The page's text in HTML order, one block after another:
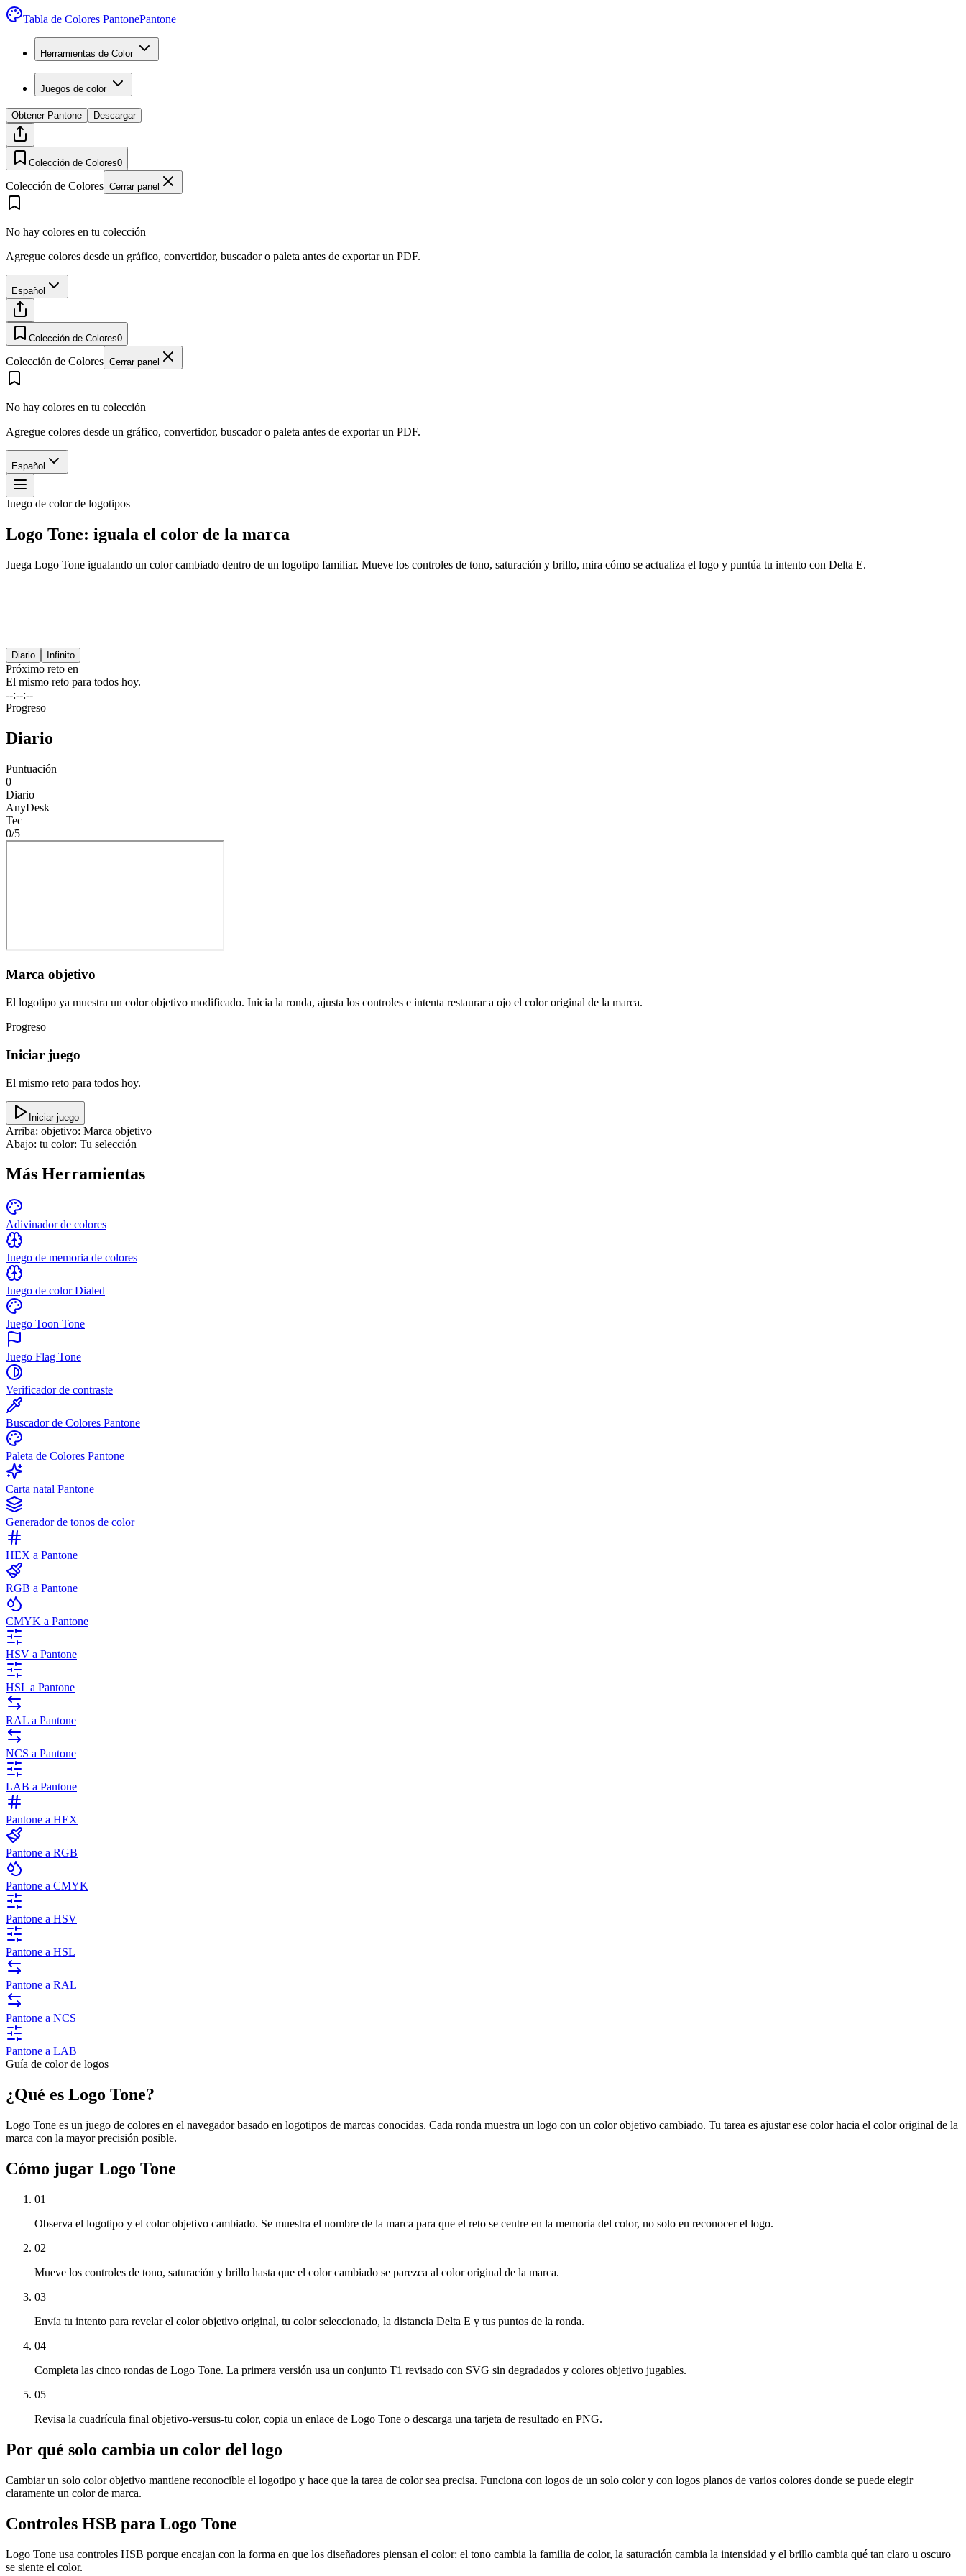
Tabla de Colores PantonePantone
Herramientas de Color
Juegos de color
Obtener Pantone Descargar
Colección de Colores0
Colección de Colores Cerrar panel
No hay colores en tu colección
Agregue colores desde un gráfico, convertidor, buscador o paleta antes de exportar un PDF.
Español
Colección de Colores0
Colección de Colores Cerrar panel
No hay colores en tu colección
Agregue colores desde un gráfico, convertidor, buscador o paleta antes de exportar un PDF.
Español
Juego de color de logotipos
Logo Tone: iguala el color de la marca
Juega Logo Tone igualando un color cambiado dentro de un logotipo familiar. Mueve los controles de tono, saturación y brillo, mira cómo se actualiza el logo y puntúa tu intento con Delta E.
Diario Infinito
Próximo reto en
El mismo reto para todos hoy.
--:--:--
Progreso
Diario
Puntuación
0
Diario
AnyDesk
Tec
0/5
Marca objetivo
El logotipo ya muestra un color objetivo modificado. Inicia la ronda, ajusta los controles e intenta restaurar a ojo el color original de la marca.
Progreso
Iniciar juego
El mismo reto para todos hoy.
Iniciar juego
Arriba: objetivo: Marca objetivo
Abajo: tu color: Tu selección
Más Herramientas
Adivinador de colores
Juego de memoria de colores
Juego de color Dialed
Juego Toon Tone
Juego Flag Tone
Verificador de contraste
Buscador de Colores Pantone
Paleta de Colores Pantone
Carta natal Pantone
Generador de tonos de color
HEX a Pantone
RGB a Pantone
CMYK a Pantone
HSV a Pantone
HSL a Pantone
RAL a Pantone
NCS a Pantone
LAB a Pantone
Pantone a HEX
Pantone a RGB
Pantone a CMYK
Pantone a HSV
Pantone a HSL
Pantone a RAL
Pantone a NCS
Pantone a LAB
Guía de color de logos
¿Qué es Logo Tone?
Logo Tone es un juego de colores en el navegador basado en logotipos de marcas conocidas. Cada ronda muestra un logo con un color objetivo cambiado. Tu tarea es ajustar ese color hacia el color original de la
marca con la mayor precisión posible.
Cómo jugar Logo Tone
01
Observa el logotipo y el color objetivo cambiado. Se muestra el nombre de la marca para que el reto se centre en la memoria del color, no solo en reconocer el logo.
02
Mueve los controles de tono, saturación y brillo hasta que el color cambiado se parezca al color original de la marca.
03
Envía tu intento para revelar el color objetivo original, tu color seleccionado, la distancia Delta E y tus puntos de la ronda.
04
Completa las cinco rondas de Logo Tone. La primera versión usa un conjunto T1 revisado con SVG sin degradados y colores objetivo jugables.
05
Revisa la cuadrícula final objetivo-versus-tu color, copia un enlace de Logo Tone o descarga una tarjeta de resultado en PNG.
Por qué solo cambia un color del logo
Cambiar un solo color objetivo mantiene reconocible el logotipo y hace que la tarea de color sea precisa. Funciona con logos de un solo color y con logos planos de varios colores donde se puede elegir
claramente un color de marca.
Controles HSB para Logo Tone
Logo Tone usa controles HSB porque encajan con la forma en que los diseñadores piensan el color: el tono cambia la familia de color, la saturación cambia la intensidad y el brillo cambia qué tan claro u oscuro
se siente el color.